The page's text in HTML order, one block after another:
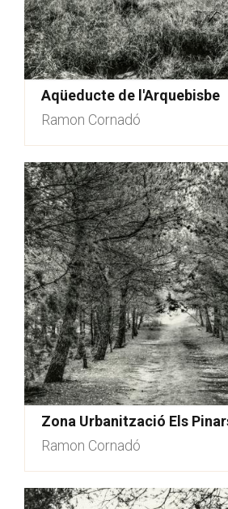
Aqüeducte de l'Arquebisbe
Ramon Cornadó
Zona Urbanització Els
Ramon Cornadó